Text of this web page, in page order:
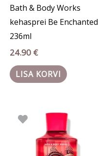
Bath & Body Works
kehasprei Be Enchanted
236ml
24.90 €
LISA KORVI
Algne
hind
oli:
21.50 €.
hind
17.90 €.